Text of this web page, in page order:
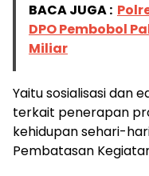
BACA JUGA :
DPO Pembobol
Miliar
Yaitu sosialisasi dan
terkait penerapan
kehidupan sehari-
Pembatasan